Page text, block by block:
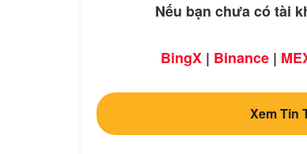
Nếu bạn chưa có tài
BingX| Binance|
Xem Tin